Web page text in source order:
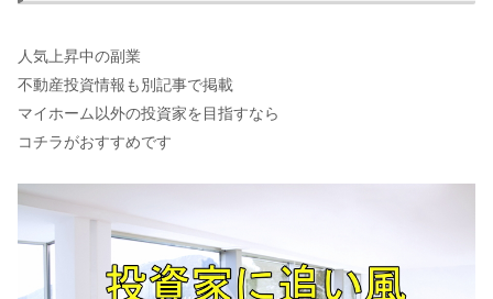
人気上昇中の副業
不動産投資情報も別記事で掲載
マイホーム以外の投資家を目指すなら
コチラがおすすめです